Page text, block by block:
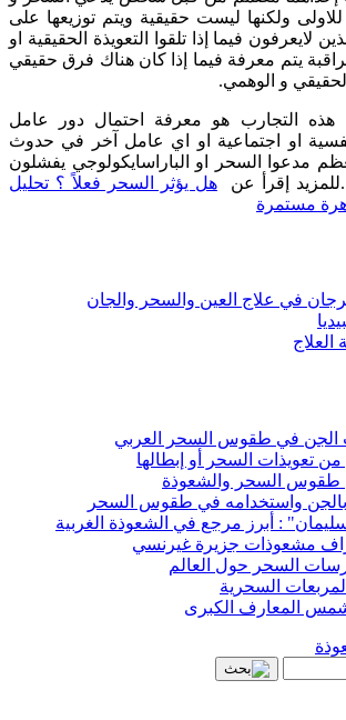
للاولى ولكنها ليست حقيقية ويتم توزيعها على
لايعرفون فيما إذا تلقوا التعويذة الحقيقية او
يتم معرفة فيما إذا كان هناك فرق حقيقي
و الوهمي.
هذه التجارب هو معرفة احتمال دور عامل
او اجتماعية او اي عامل آخر في حدوث
مدعوا السحر او الباراسايكولوجي يفشلون
إقرأ عن هل يؤثر السحر فعلاً ؟ تحليل
مستمرة
في علاج العين والسحر والجان
العلاج
الجن في طقوس السحر العربي
تعويذات السحر أو إبطالها
طقوس السحر والشعوذة
بالجن واستخدامه في طقوس السحر
: أبرز مرجع في الشعوذة الغربية
مشعوذات جزيرة غيرنسي
السحر حول العالم
السحرية
المعارف الكبرى